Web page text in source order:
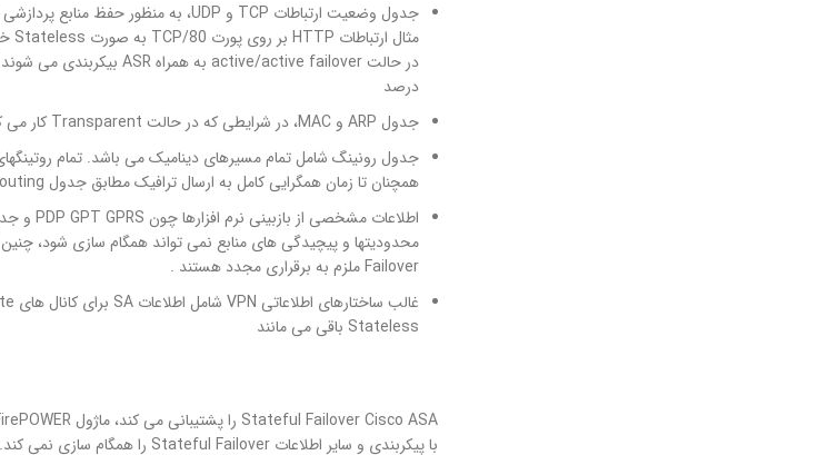
درصد
جدول ARP و MAC، در شرایطی که در حالت Transparent کار می کند
همچنان تا زمان همگرایی کامل به ارسال ترافیک مطابق جدول routing قبلی ادامه می دهد.
محدودیتها
Failover ملزم به برقراری مجدد هستند .
Stateless باقی می مانند
با